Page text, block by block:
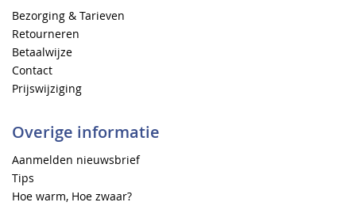
Bezorging & Tarieven
Retourneren
Betaalwijze
Contact
Prijswijziging
Overige informatie
Aanmelden nieuwsbrief
Tips
Hoe warm, Hoe zwaar?